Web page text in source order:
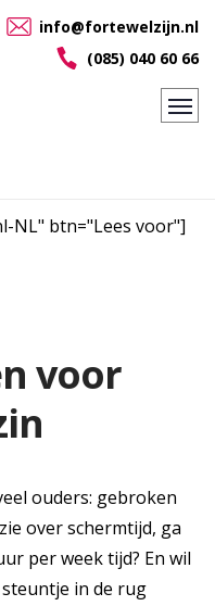
info@fortewelzijn.nl
(085) 040 60 66
NL" btn="Lees voor"]
voor
ouders: gebroken
over schermtijd, ga
per week tijd? En wil
in de rug